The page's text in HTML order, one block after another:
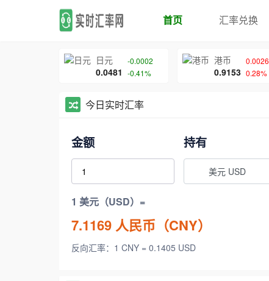
首页 汇率兑换
日元
0.0481
-0.0002
-0.41%
港币
0.9153
0.0026
0.28%
今日实时汇率
金额 持有
美元 USD
1 美元（USD）=
7.1169 人民币（CNY）
反向汇率：1 CNY = 0.1405 USD